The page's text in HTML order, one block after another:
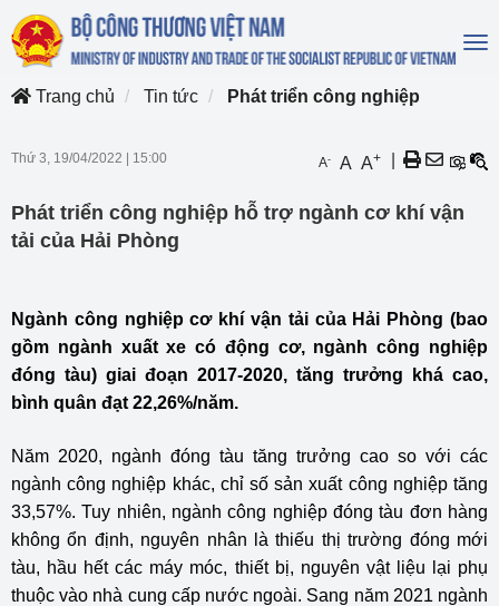
Trang chủ
Tin tức Phát triển công nghiệp
Thứ 3, 19/04/2022 15:00 A- A A+
Phát triển công nghiệp hỗ trợ ngành cơ khí vận
tải của Hải Phòng
Ngành công nghiệp cơ khí vận tải của Hải Phòng (bao
gồm ngành xuất xe có động cơ, ngành công nghiệp
đóng tàu) giai đoạn 2017-2020, tăng trưởng khá cao,
bình quân đạt 22,26%/năm.
Năm 2020, ngành đóng tàu tăng trưởng cao so với các
ngành công nghiệp khác, chỉ số sản xuất công nghiệp tăng
33,57%. Tuy nhiên, ngành công nghiệp đóng tàu đơn hàng
không ổn định, nguyên nhân là thiếu thị trường đóng mới
tàu, hầu hết các máy móc, thiết bị, nguyên vật liệu lại phụ
thuộc vào nhà cung cấp nước ngoài. Sang năm 2021 ngành